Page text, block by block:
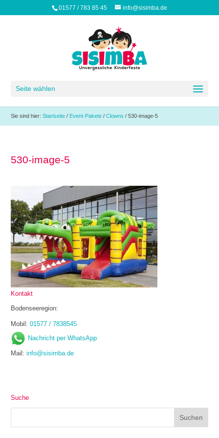
01577 / 783 85 45 info@sisimba.de
Seite wählen
Sie sind hier:Startseite / Event-Pakete /Clowns /530-image-5
530-image-5
Kontakt
Bodenseeregion:
Mobil:01577 / 7838545
Nachricht per WhatsApp
Mail:info@sisimba.de
Suche